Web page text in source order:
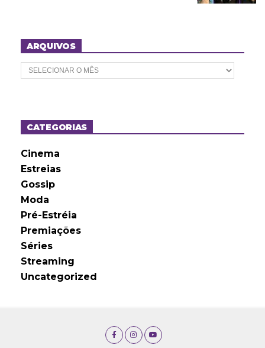
ARQUIVOS
A
r
o
sCATEGORIAS
Cinema
Estreias
Gossip
Moda
Pré-Estréia
Premiações
Séries
Streaming
Uncategorized